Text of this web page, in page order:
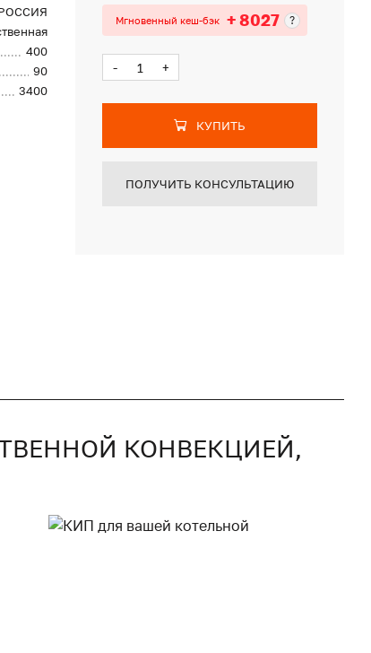
400
90
3400
Мгновенный кеш-бэк + 8027 ?
- +
КУПИТЬ
ПОЛУЧИТЬ КОНСУЛЬТАЦИЮ
КОНВЕКЦИЕЙ,